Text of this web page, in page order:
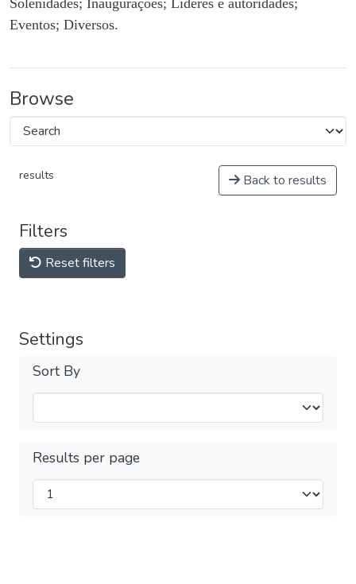
Solenidades; Inaugurações; Líderes e autoridades;
Eventos; Diversos.
Browse
results Back to results
Filters
Reset filters
Settings
Sort By
Results per page